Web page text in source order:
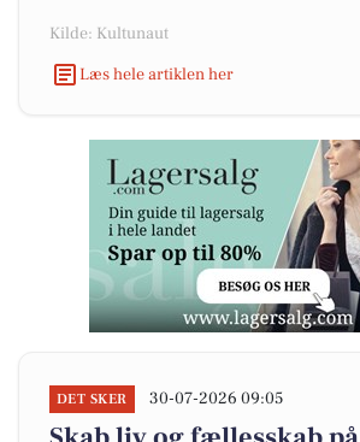
Kilde: Kultunaut
Læs hele artiklen her
DET SKER 30-07-2026 09:05